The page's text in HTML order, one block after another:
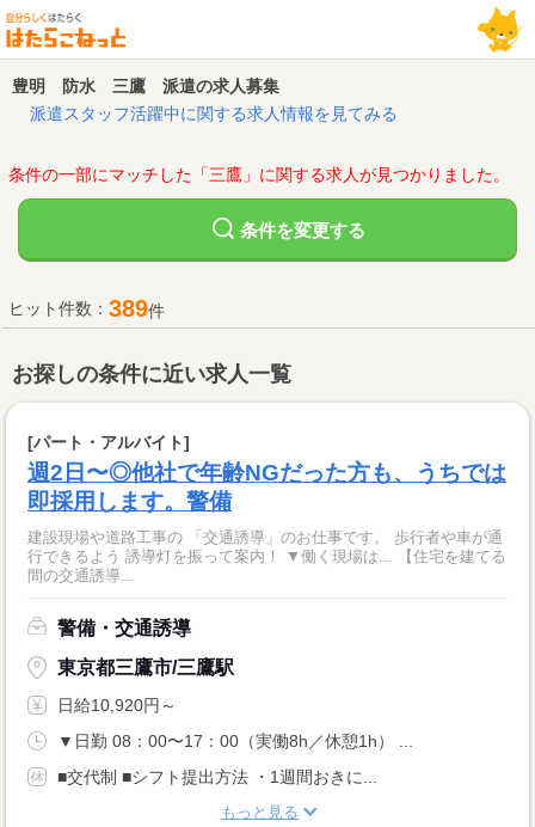
豊明 防水 三鷹 派遣の求人募集
派遣スタッフ活躍中に関する求人情報を見てみる
条件の一部にマッチした「三鷹」に関する求人が見つかりました。
条件を変更する
ヒット件数： 389件
お探しの条件に近い求人一覧
[パート・アルバイト]
週2日〜◎他社で年齢NGだった方も、うちでは
即採用します。警備
建設現場や道路工事の 「交通誘導」のお仕事です。 歩行者や車が通
行できるよう 誘導灯を振って案内！ ▼働く現場は... 【住宅を建てる
間の交通誘導...
警備・交通誘導
東京都三鷹市/三鷹駅
日給10,920円～
▼日勤 08：00〜17：00（実働8h／休憩1h） ...
■交代制 ■シフト提出方法 ・1週間おきに...
もっと見る